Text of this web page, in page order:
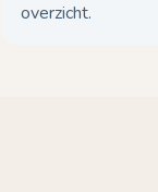
overzicht.